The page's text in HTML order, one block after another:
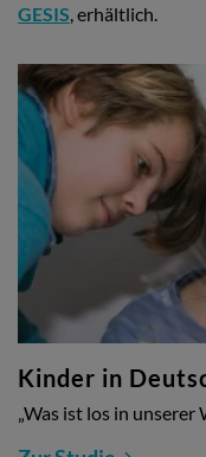
GESIS , erhältlich.
Kinder in
„Was ist los in